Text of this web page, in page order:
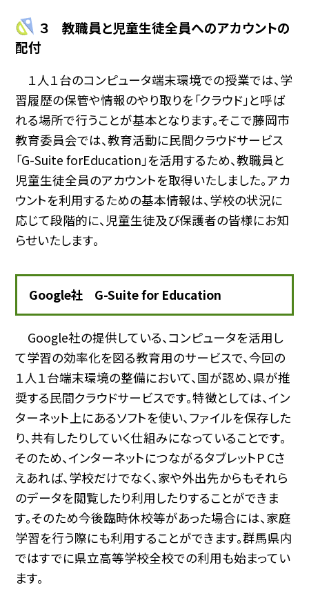
３ 教職員と児童生徒全員へのアカウントの
配付
１人１台のコンピュータ端末環境での授業では、学
習履歴の保管や情報のやり取りを「クラウド」と呼ば
れる場所で行うことが基本となります。そこで藤岡市
教育委員会では、教育活動に民間クラウドサービス
「G-Suite forEducation」を活用するため、教職員と
児童生徒全員のアカウントを取得いたしました。アカ
ウントを利用するための基本情報は、学校の状況に
応じて段階的に、児童生徒及び保護者の皆様にお知
らせいたします。
Google社 G-Suite for Education
Google社の提供している、コンピュータを活用し
て学習の効率化を図る教育用のサービスで、今回の
１人１台端末環境の整備において、国が認め、県が推
奨する民間クラウドサービスです。特徴としては、イン
ターネット上にあるソフトを使い、ファイルを保存した
り、共有したりしていく仕組みになっていることです。
そのため、インターネットにつながるタブレットP Cさ
えあれば、学校だけでなく、家や外出先からもそれら
のデータを閲覧したり利用したりすることができま
す。そのため今後臨時休校等があった場合には、家庭
学習を行う際にも利用することができます。群馬県内
ではすでに県立高等学校全校での利用も始まってい
ます。